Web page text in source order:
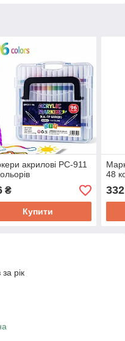
акрилові PC-911
₴
Купити
48
332
рік